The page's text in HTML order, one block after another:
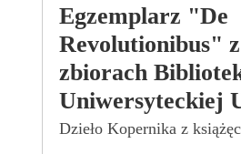
Egzemplarz "De
Revolutionibus"
zbiorach
Uniwersyteckiej
Dzieło Kopernika z